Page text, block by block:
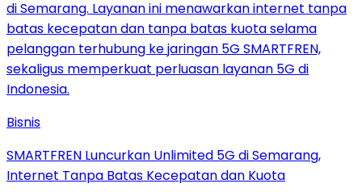
Bisnis
SMARTFREN Luncurkan Unlimited 5G di Semarang,
Internet Tanpa Batas Kecepatan dan Kuota